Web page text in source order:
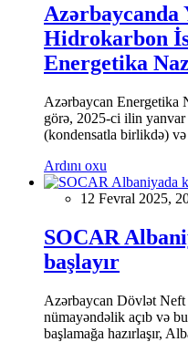
Azərbaycanda
Hidrokarbon
Energetika
Azərbaycan Energetika
görə, 2025-ci ilin
(kondensatla birlikdə)
Ardını oxu
12 Fevral 2025,
SOCAR
başlayır
Azərbaycan Dövlət
nümayəndəlik açıb və
başlamağa hazırlaşır,